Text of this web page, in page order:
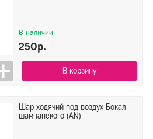
В наличии
250р.
В корзину
Шар ходячий под воздух Бокал
шампанского (AN)